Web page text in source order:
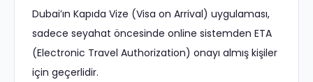
Dubai’ın Kapıda Vize (Visa on Arrival) uygulaması,
sadece seyahat öncesinde online sistemden ETA
(Electronic Travel Authorization) onayı almış kişiler
için geçerlidir.